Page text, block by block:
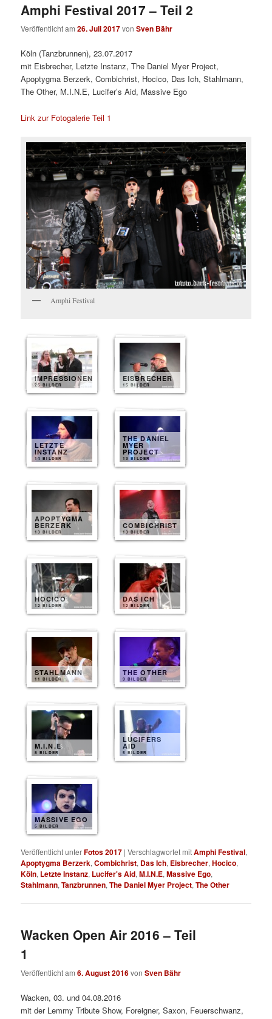
Amphi Festival 2017 – Teil 2
Veröffentlicht am26. Juli 2017vonSven Bähr
Köln (Tanzbrunnen), 23.07.2017
mit Eisbrecher, Letzte Instanz, The Daniel Myer Project,
Apoptygma Berzerk, Combichrist, Hocico, Das Ich, Stahlmann,
The Other, M.I.N.E, Lucifer’s Aid, Massive Ego
Link zur Fotogalerie Teil 1
Amphi Festival
IMPRESSIONEN
25 BILDER
EISBRECHER
15 BILDER
LETZTE
INSTANZ
14 BILDER
THE DANIEL
MYER
PROJECT
13 BILDER
APOPTYGMA
BERZERK
13 BILDER
COMBICHRIST
13 BILDER
HOCICO
12 BILDER
DAS ICH
12 BILDER
STAHLMANN
11 BILDER
THE OTHER
9 BILDER
M.I.N.E
8 BILDER
LUCIFERS
AID
5 BILDER
MASSIVE EGO
5 BILDER
Veröffentlicht unterFotos 2017 |Verschlagwortet mitAmphi Festival,
Apoptygma Berzerk,Combichrist, Das Ich, Eisbrecher,Hocico,
Köln, Letzte Instanz, Lucifer's Aid,M.I.N.E,Massive Ego,
Stahlmann,Tanzbrunnen,The Daniel Myer Project,The Other
Wacken Open Air 2016 – Teil
1
Veröffentlicht am6. August 2016vonSven Bähr
Wacken, 03. und 04.08.2016
mit der Lemmy Tribute Show, Foreigner, Saxon, Feuerschwanz,